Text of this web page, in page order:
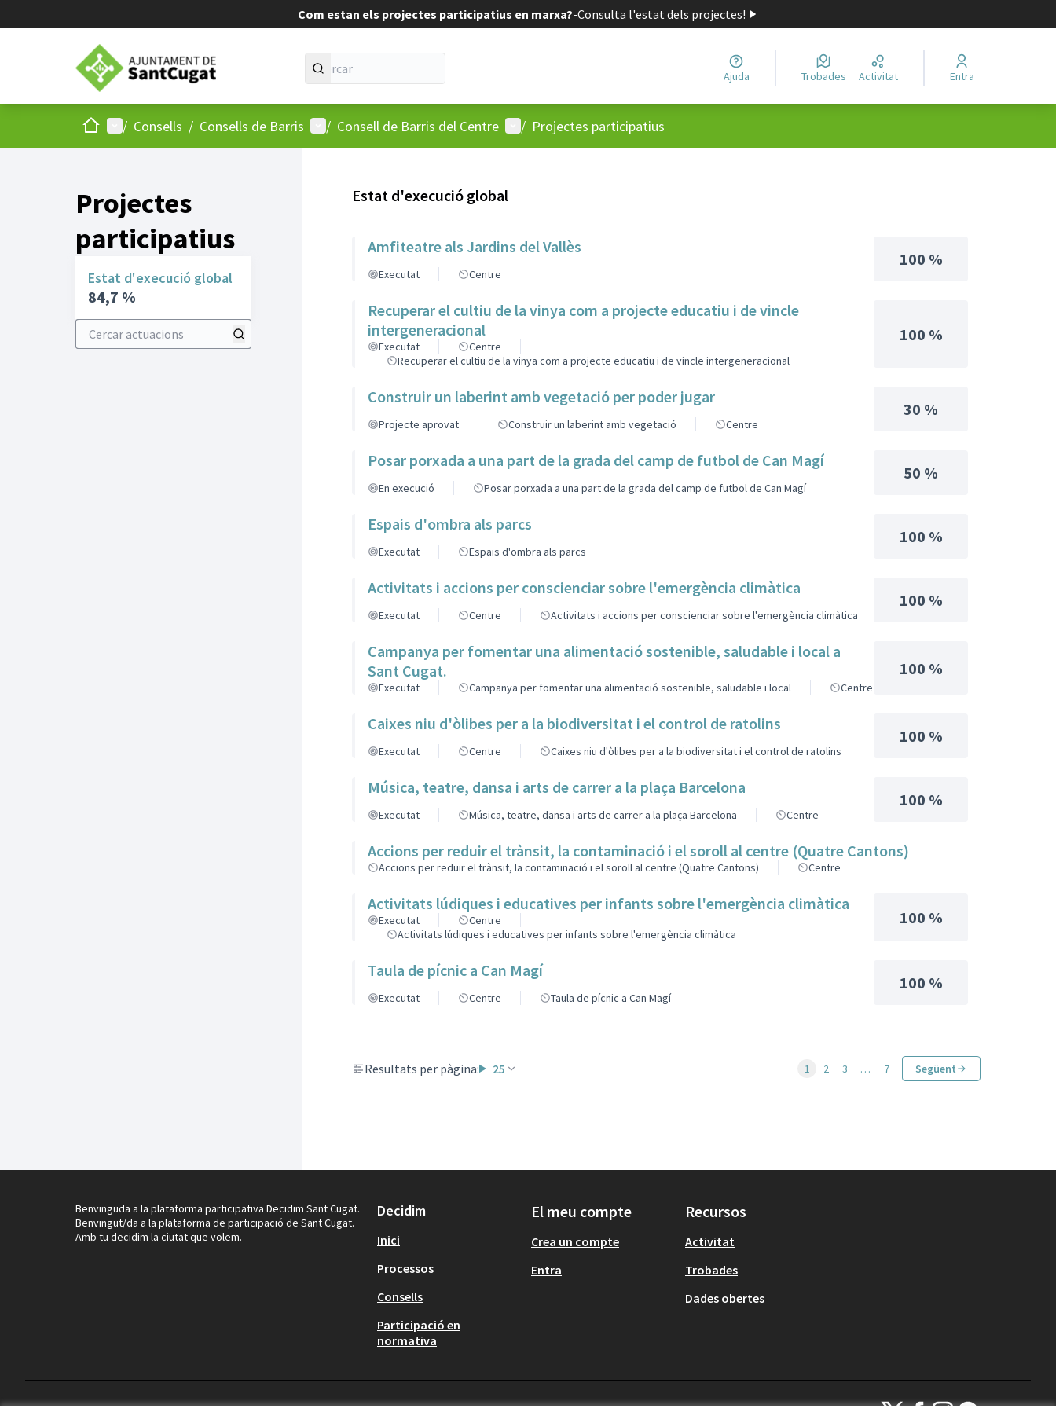
Com estan els projectes participatius en marxa?-Consulta l'estat dels projectes!
Ajuda Trobades Activitat Entra
Inici Menú principal
/ Consells / Consells de Barris Menú d'usuari
/ Consell de Barris del Centre Menú d'usuari
/ Projectes participatius
Projectes
participatius
Estat d'execució global
84,7 %
Cercar actuacions
Estat d'execució global
Amfiteatre als Jardins del Vallès
Executat Centre
100 %
Recuperar el cultiu de la vinya com a projecte educatiu i de vincle
intergeneracional
Executat
Centre
Recuperar el cultiu de la vinya com a projecte educatiu i de vincle intergeneracional
100 %
Construir un laberint amb vegetació per poder jugar
Projecte aprovat Construir un laberint amb vegetació Centre
30 %
Posar porxada a una part de la grada del camp de futbol de Can Magí
En execució Posar porxada a una part de la grada del camp de futbol de Can Magí
50 %
Espais d'ombra als parcs
Executat Espais d'ombra als parcs
100 %
Activitats i accions per conscienciar sobre l'emergència climàtica
Executat Centre Activitats i accions per conscienciar sobre l'emergència climàtica
100 %
Campanya per fomentar una alimentació sostenible, saludable i local a
Sant Cugat.
Executat Campanya per fomentar una alimentació sostenible, saludable i local Centre
100 %
Caixes niu d'òlibes per a la biodiversitat i el control de ratolins
Executat Centre Caixes niu d'òlibes per a la biodiversitat i el control de ratolins
100 %
Música, teatre, dansa i arts de carrer a la plaça Barcelona
Executat Música, teatre, dansa i arts de carrer a la plaça Barcelona Centre
100 %
Accions per reduir el trànsit, la contaminació i el soroll al centre (Quatre Cantons)
Accions per reduir el trànsit, la contaminació i el soroll al centre (Quatre Cantons) Centre
Activitats lúdiques i educatives per infants sobre l'emergència climàtica
Executat
Centre
Activitats lúdiques i educatives per infants sobre l'emergència climàtica
100 %
Taula de pícnic a Can Magí
Executat Centre Taula de pícnic a Can Magí
100 %
Resultats per pàgina: 25 1 2 3 … 7 Següent
Benvinguda a la plataforma participativa Decidim Sant Cugat.
Benvingut/da a la plataforma de participació de Sant Cugat.
Amb tu decidim la ciutat que volem.
Decidim
Inici
Processos
Consells
Participació en
normativa
El meu compte
Crea un compte
Entra
Recursos
Activitat
Trobades
Dades obertes